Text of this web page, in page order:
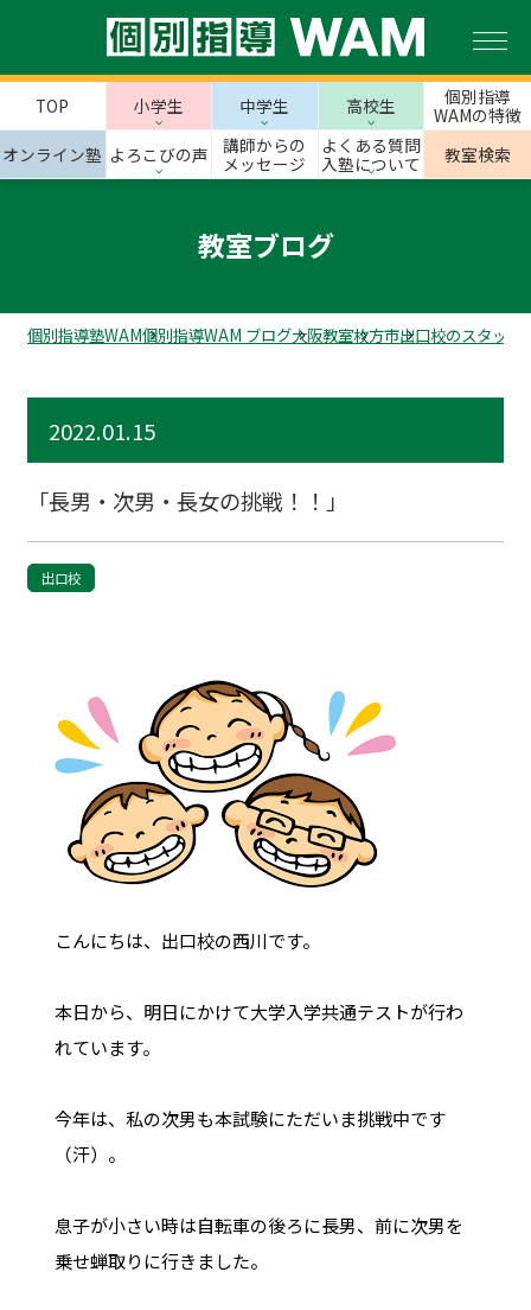
TOP 小学生 中学生 高校生
個別指導
WAMの特徴
オンライン塾 よろこびの声
講師からの
メッセージ
よくある質問
入塾について
教室検索
教室ブログ
個別指導塾WAM個別指導WAM ブログ大阪教室枚方市出口校のスタッフ
2022.01.15
「長男・次男・長女の挑戦！！」
出口校
こんにちは、出口校の西川です。
本日から、明日にかけて大学入学共通テストが行わ
れています。
今年は、私の次男も本試験にただいま挑戦中です
（汗）。
息子が小さい時は自転車の後ろに長男、前に次男を
乗せ蝉取りに行きました。